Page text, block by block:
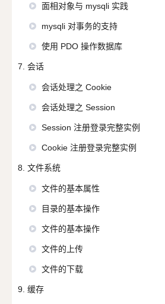
面相对象与 mysqli 实践
mysqli 对事务的支持
使用 PDO 操作数据库
7. 会话
会话处理之 Cookie
会话处理之 Session
Session 注册登录完整实例
Cookie 注册登录完整实例
8. 文件系统
文件的基本属性
目录的基本操作
文件的基本操作
文件的上传
文件的下载
9. 缓存